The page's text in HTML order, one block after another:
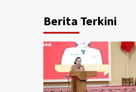
Berita Terkini